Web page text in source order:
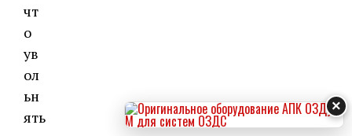
чт
о
ув
ол
ьн
ять
×